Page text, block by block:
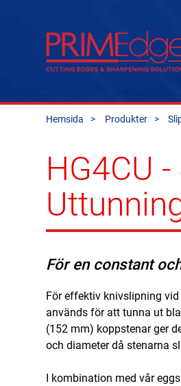
Hemsida Produkter
HG4CU
För en constant
För effektiv knivslipning vid
används för att tunna ut
(152 mm) koppstenar ger
och diameter då stenarna
I kombination med vår